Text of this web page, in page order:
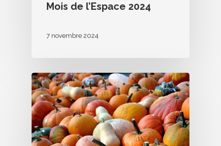
Mois de l’Espace 2024
7 novembre 2024